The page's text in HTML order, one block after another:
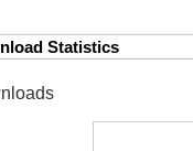
Statistics